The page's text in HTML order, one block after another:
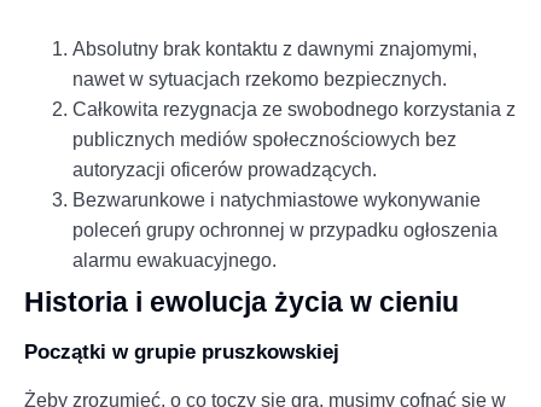
Absolutny brak kontaktu z dawnymi znajomymi,
nawet w sytuacjach rzekomo bezpiecznych.
Całkowita rezygnacja ze swobodnego korzystania z
publicznych mediów społecznościowych bez
autoryzacji oficerów prowadzących.
Bezwarunkowe i natychmiastowe wykonywanie
poleceń grupy ochronnej w przypadku ogłoszenia
alarmu ewakuacyjnego.
Historia i ewolucja życia w cieniu
Początki w grupie pruszkowskiej
Żeby zrozumieć, o co toczy się gra, musimy cofnąć się w